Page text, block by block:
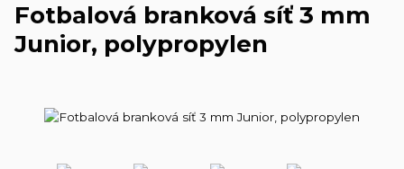
Fotbalová branková síť 3 mm
Junior, polypropylen